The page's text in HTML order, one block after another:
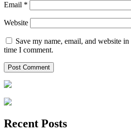
Email *
Website
Save my name, email, and website
time I comment.
Recent Posts